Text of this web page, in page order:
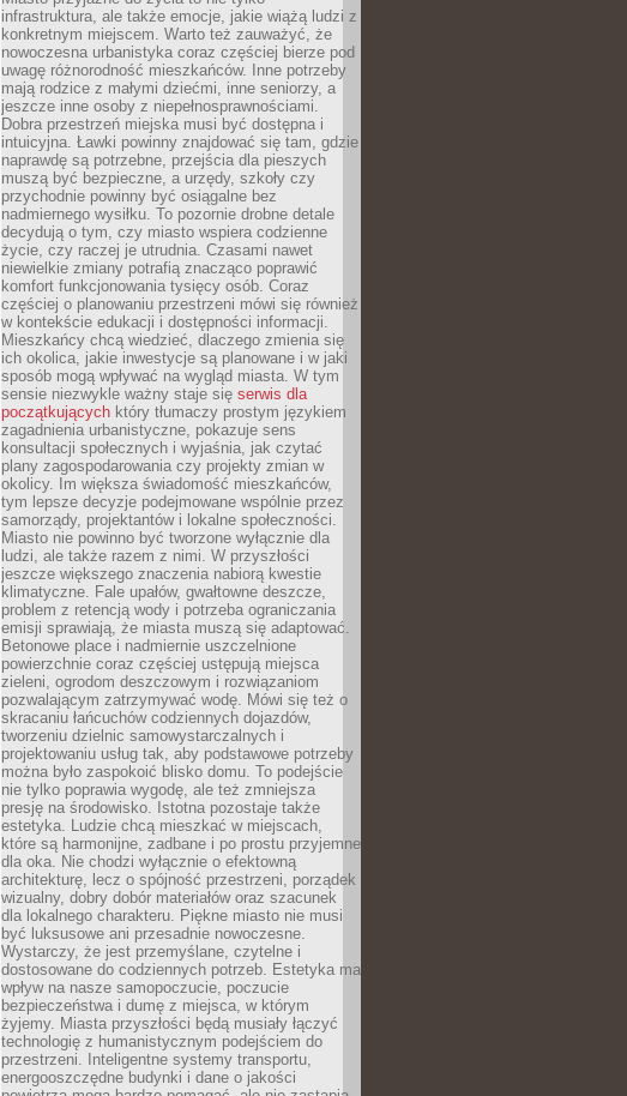
infrastruktura, ale także emocje, jakie wiążą ludzi z
konkretnym miejscem. Warto też zauważyć, że
nowoczesna urbanistyka coraz częściej bierze pod
uwagę różnorodność mieszkańców. Inne potrzeby
mają rodzice z małymi dziećmi, inne seniorzy, a
jeszcze inne osoby z niepełnosprawnościami.
Dobra przestrzeń miejska musi być dostępna i
intuicyjna. Ławki powinny znajdować się tam, gdzie
naprawdę są potrzebne, przejścia dla pieszych
muszą być bezpieczne, a urzędy, szkoły czy
przychodnie powinny być osiągalne bez
nadmiernego wysiłku. To pozornie drobne detale
decydują o tym, czy miasto wspiera codzienne
życie, czy raczej je utrudnia. Czasami nawet
niewielkie zmiany potrafią znacząco poprawić
komfort funkcjonowania tysięcy osób. Coraz
częściej o planowaniu przestrzeni mówi się również
w kontekście edukacji i dostępności informacji.
Mieszkańcy chcą wiedzieć, dlaczego zmienia się
ich okolica, jakie inwestycje są planowane i w jaki
sposób mogą wpływać na wygląd miasta. W tym
sensie niezwykle ważny staje się serwis dla
początkujących który tłumaczy prostym językiem
zagadnienia urbanistyczne, pokazuje sens
konsultacji społecznych i wyjaśnia, jak czytać
plany zagospodarowania czy projekty zmian w
okolicy. Im większa świadomość mieszkańców,
tym lepsze decyzje podejmowane wspólnie przez
samorządy, projektantów i lokalne społeczności.
Miasto nie powinno być tworzone wyłącznie dla
ludzi, ale także razem z nimi. W przyszłości
jeszcze większego znaczenia nabiorą kwestie
klimatyczne. Fale upałów, gwałtowne deszcze,
problem z retencją wody i potrzeba ograniczania
emisji sprawiają, że miasta muszą się adaptować.
Betonowe place i nadmiernie uszczelnione
powierzchnie coraz częściej ustępują miejsca
zieleni, ogrodom deszczowym i rozwiązaniom
pozwalającym zatrzymywać wodę. Mówi się też o
skracaniu łańcuchów codziennych dojazdów,
tworzeniu dzielnic samowystarczalnych i
projektowaniu usług tak, aby podstawowe potrzeby
można było zaspokoić blisko domu. To podejście
nie tylko poprawia wygodę, ale też zmniejsza
presję na środowisko. Istotna pozostaje także
estetyka. Ludzie chcą mieszkać w miejscach,
które są harmonijne, zadbane i po prostu przyjemne
dla oka. Nie chodzi wyłącznie o efektowną
architekturę, lecz o spójność przestrzeni, porządek
wizualny, dobry dobór materiałów oraz szacunek
dla lokalnego charakteru. Piękne miasto nie musi
być luksusowe ani przesadnie nowoczesne.
Wystarczy, że jest przemyślane, czytelne i
dostosowane do codziennych potrzeb. Estetyka ma
wpływ na nasze samopoczucie, poczucie
bezpieczeństwa i dumę z miejsca, w którym
żyjemy. Miasta przyszłości będą musiały łączyć
technologię z humanistycznym podejściem do
przestrzeni. Inteligentne systemy transportu,
energooszczędne budynki i dane o jakości